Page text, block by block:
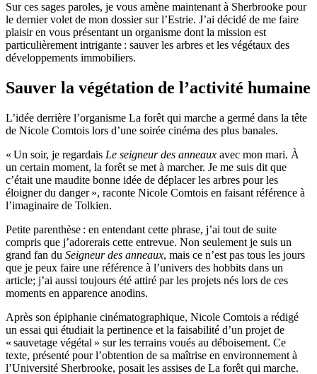
Sur ces sages paroles, je vous amène maintenant à Sherbrooke pour
le dernier volet de mon dossier sur l’Estrie. J’ai décidé de me faire
plaisir en vous présentant un organisme dont la mission est
particulièrement intrigante : sauver les arbres et les végétaux des
développements immobiliers.
Sauver la végétation de l’activité humaine
L’idée derrière l’organisme La forêt qui marche a germé dans la tête
de Nicole Comtois lors d’une soirée cinéma des plus banales.
« Un soir, je regardais Le seigneur des anneaux avec mon mari. À
un certain moment, la forêt se met à marcher. Je me suis dit que
c’était une maudite bonne idée de déplacer les arbres pour les
éloigner du danger », raconte Nicole Comtois en faisant référence à
l’imaginaire de Tolkien.
Petite parenthèse : en entendant cette phrase, j’ai tout de suite
compris que j’adorerais cette entrevue. Non seulement je suis un
grand fan du Seigneur des anneaux, mais ce n’est pas tous les jours
que je peux faire une référence à l’univers des hobbits dans un
article; j’ai aussi toujours été attiré par les projets nés lors de ces
moments en apparence anodins.
Après son épiphanie cinématographique, Nicole Comtois a rédigé
un essai qui étudiait la pertinence et la faisabilité d’un projet de
« sauvetage végétal » sur les terrains voués au déboisement. Ce
texte, présenté pour l’obtention de sa maîtrise en environnement à
l’Université Sherbrooke, posait les assises de La forêt qui marche.